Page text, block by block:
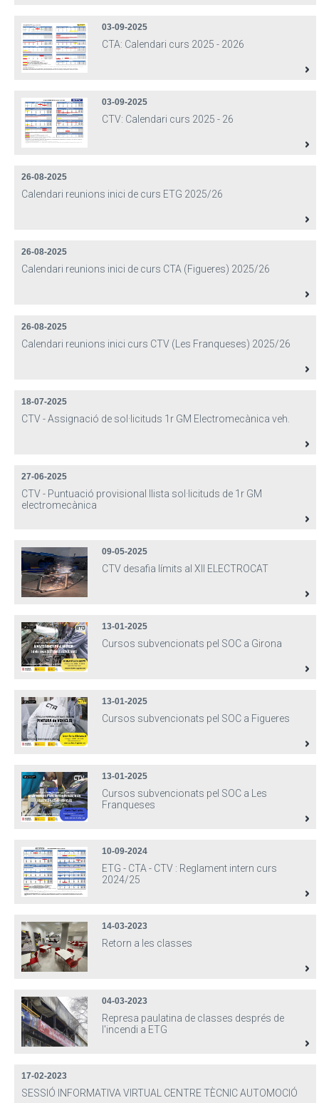
03-09-2025
CTA: Calendari curs 2025 - 2026
03-09-2025
CTV: Calendari curs 2025 - 26
26-08-2025
Calendari reunions inici de curs ETG 2025/26
26-08-2025
Calendari reunions inici de curs CTA (Figueres) 2025/26
26-08-2025
Calendari reunions inici curs CTV (Les Franqueses) 2025/26
18-07-2025
CTV - Assignació de sol·licituds 1r GM Electromecànica veh.
27-06-2025
CTV - Puntuació provisional llista sol·licituds de 1r GM
electromecànica
09-05-2025
CTV desafia límits al XII ELECTROCAT
13-01-2025
Cursos subvencionats pel SOC a Girona
13-01-2025
Cursos subvencionats pel SOC a Figueres
13-01-2025
Cursos subvencionats pel SOC a Les
Franqueses
10-09-2024
ETG - CTA - CTV : Reglament intern curs
2024/25
14-03-2023
Retorn a les classes
04-03-2023
Represa paulatina de classes després de
l'incendi a ETG
17-02-2023
SESSIÓ INFORMATIVA VIRTUAL CENTRE TÈCNIC AUTOMOCIÓ